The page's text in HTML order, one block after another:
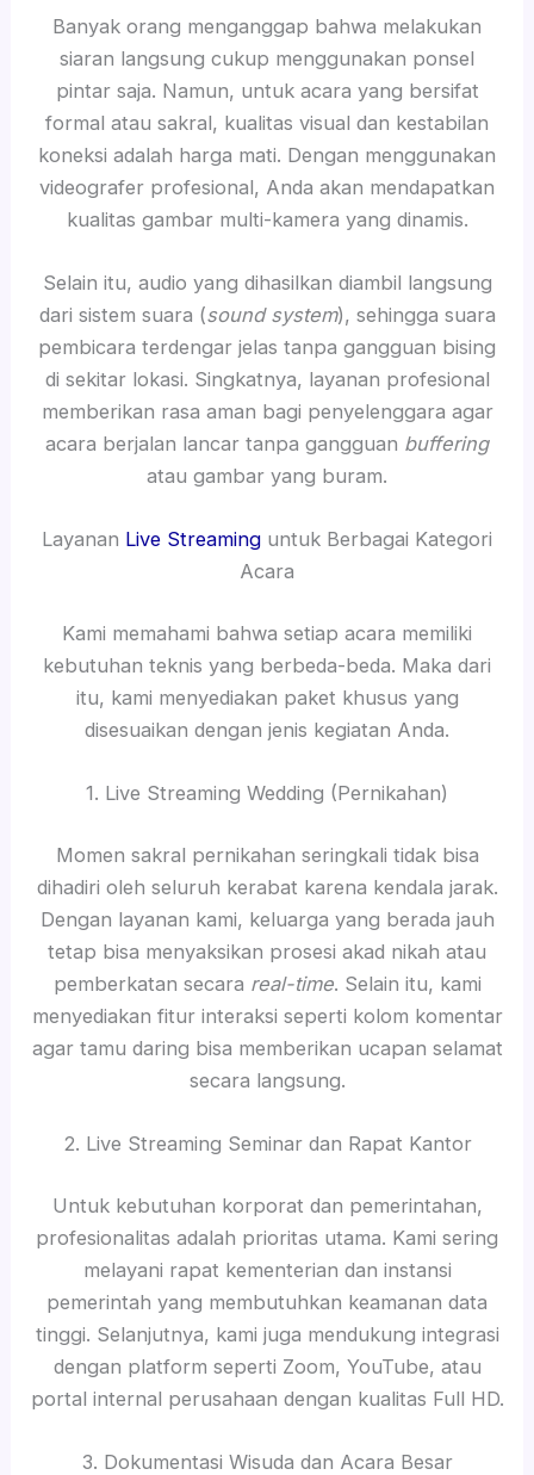
Banyak orang menganggap bahwa melakukan
siaran langsung cukup menggunakan ponsel
pintar saja. Namun, untuk acara yang bersifat
formal atau sakral, kualitas visual dan kestabilan
koneksi adalah harga mati. Dengan menggunakan
videografer profesional, Anda akan mendapatkan
kualitas gambar multi-kamera yang dinamis.
Selain itu, audio yang dihasilkan diambil langsung
dari sistem suara (sound system), sehingga suara
pembicara terdengar jelas tanpa gangguan bising
di sekitar lokasi. Singkatnya, layanan profesional
memberikan rasa aman bagi penyelenggara agar
acara berjalan lancar tanpa gangguan buffering
atau gambar yang buram.
Layanan Live Streaming untuk Berbagai Kategori
Acara
Kami memahami bahwa setiap acara memiliki
kebutuhan teknis yang berbeda-beda. Maka dari
itu, kami menyediakan paket khusus yang
disesuaikan dengan jenis kegiatan Anda.
1. Live Streaming Wedding (Pernikahan)
Momen sakral pernikahan seringkali tidak bisa
dihadiri oleh seluruh kerabat karena kendala jarak.
Dengan layanan kami, keluarga yang berada jauh
tetap bisa menyaksikan prosesi akad nikah atau
pemberkatan secara real-time. Selain itu, kami
menyediakan fitur interaksi seperti kolom komentar
agar tamu daring bisa memberikan ucapan selamat
secara langsung.
2. Live Streaming Seminar dan Rapat Kantor
Untuk kebutuhan korporat dan pemerintahan,
profesionalitas adalah prioritas utama. Kami sering
melayani rapat kementerian dan instansi
pemerintah yang membutuhkan keamanan data
tinggi. Selanjutnya, kami juga mendukung integrasi
dengan platform seperti Zoom, YouTube, atau
portal internal perusahaan dengan kualitas Full HD.
3. Dokumentasi Wisuda dan Acara Besar